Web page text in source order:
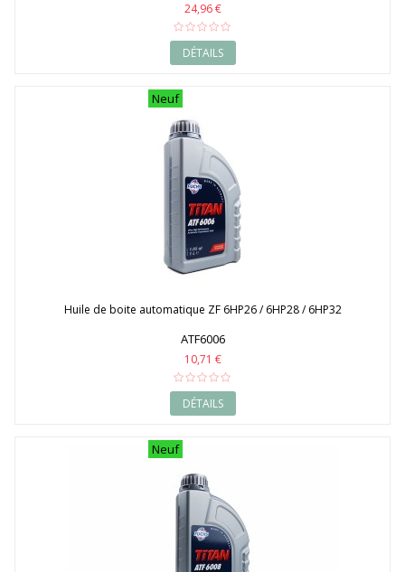
24,96 €
DÉTAILS
Neuf
Huile de boite automatique ZF 6HP26 / 6HP28 / 6HP32
ATF6006
10,71 €
DÉTAILS
Neuf